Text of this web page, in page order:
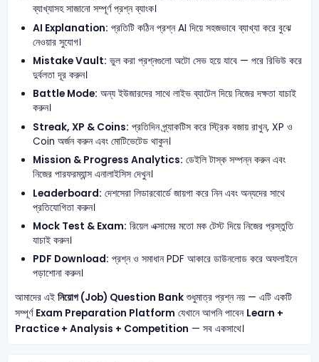
ব্যাখ্যাসহ সাজানো সম্পূর্ণ প্রশ্ন ব্যাংক।
AI Explanation: প্রতিটি কঠিন প্রশ্ন AI দিয়ে সহজভাবে ব্যাখ্যা করে বুঝে
নেওয়ার সুযোগ।
Mistake Vault: ভুল করা প্রশ্নগুলো অটো সেভ হয়ে যাবে — পরে রিভিউ করে
দুর্বলতা দূর করুন।
Battle Mode: অন্য ইউজারদের সাথে লাইভ ব্যাটেল দিয়ে নিজের দক্ষতা যাচাই
করুন।
Streak, XP & Coins: প্রতিদিন প্র্যাকটিস করে স্ট্রিক বজায় রাখুন, XP ও
Coin অর্জন করুন এবং মোটিভেটেড থাকুন।
Mission & Progress Analytics: ডেইলি টাস্ক সম্পন্ন করুন এবং
নিজের পারফরম্যান্স এনালাইসিস দেখুন।
Leaderboard: দেশসেরা লিডারবোর্ডে জায়গা করে নিন এবং অন্যদের সাথে
প্রতিযোগিতা করুন।
Mock Test & Exam: রিয়েল এক্সামের মতো মক টেস্ট দিয়ে নিজের প্রস্তুতি
যাচাই করুন।
PDF Download: প্রশ্ন ও সমাধান PDF আকারে ডাউনলোড করে অফলাইনে
পড়াশোনা করুন।
আমাদের এই নিয়োগ (Job) Question Bankশুধুমাত্র প্রশ্ন নয় — এটি একটি
সম্পূর্ণ Exam Preparation Platform যেখানে আপনি পাবেন Learn +
Practice + Analysis + Competition — সব একসাথে।